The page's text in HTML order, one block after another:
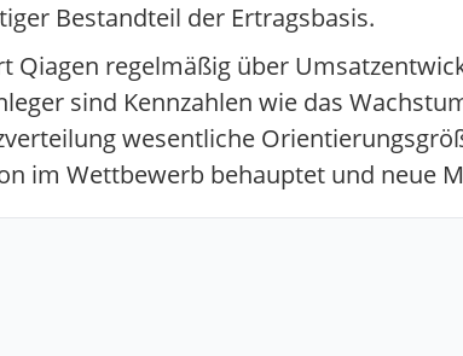
Bestandteil der Ertragsbasis.
regelmäßig über
sind Kennzahlen wie das
wesentliche
im Wettbewerb behauptet und neue